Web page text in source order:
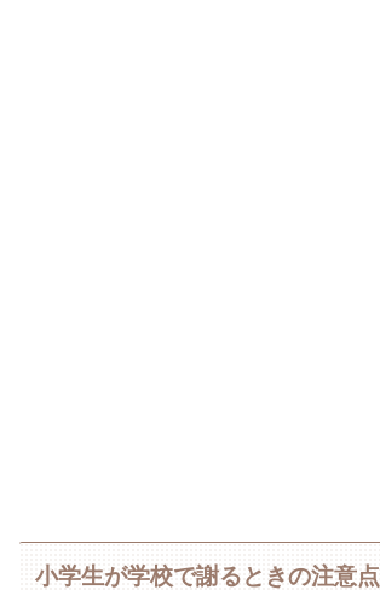
小学生が学校で謝るときの注意点